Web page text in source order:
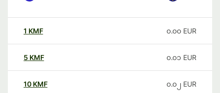
1 KMF ၀.၀၀ EUR
5 KMF ၀.၀၁ EUR
10 KMF ၀.၀၂ EUR